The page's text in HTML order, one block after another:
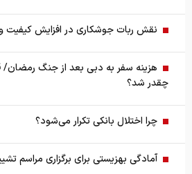
نقش ربات جوشکاری در افزایش کیفیت
هزینه سفر به دبی بعد از جنگ
چقدر شد؟
چرا اختلال بانکی تکرار می‌شود؟
آمادگی بهزیستی برای برگزاری مراسم